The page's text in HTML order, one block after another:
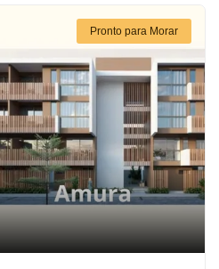
Pronto para Morar